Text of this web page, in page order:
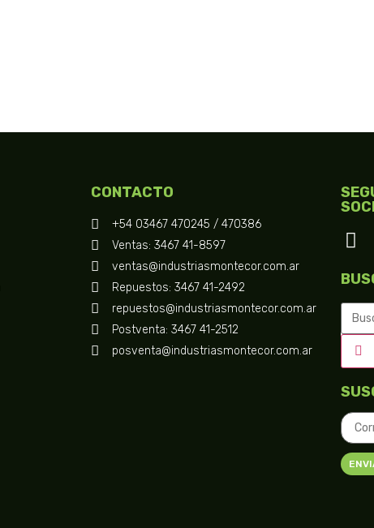
CONTACTO
+54 03467 470245 / 470386
Ventas: 3467 41-8597
ventas@industriasmontecor.com.ar
Repuestos: 3467 41-2492
repuestos@industriasmontecor.com.ar
Postventa: 3467 41-2512
posventa@industriasmontecor.com.ar